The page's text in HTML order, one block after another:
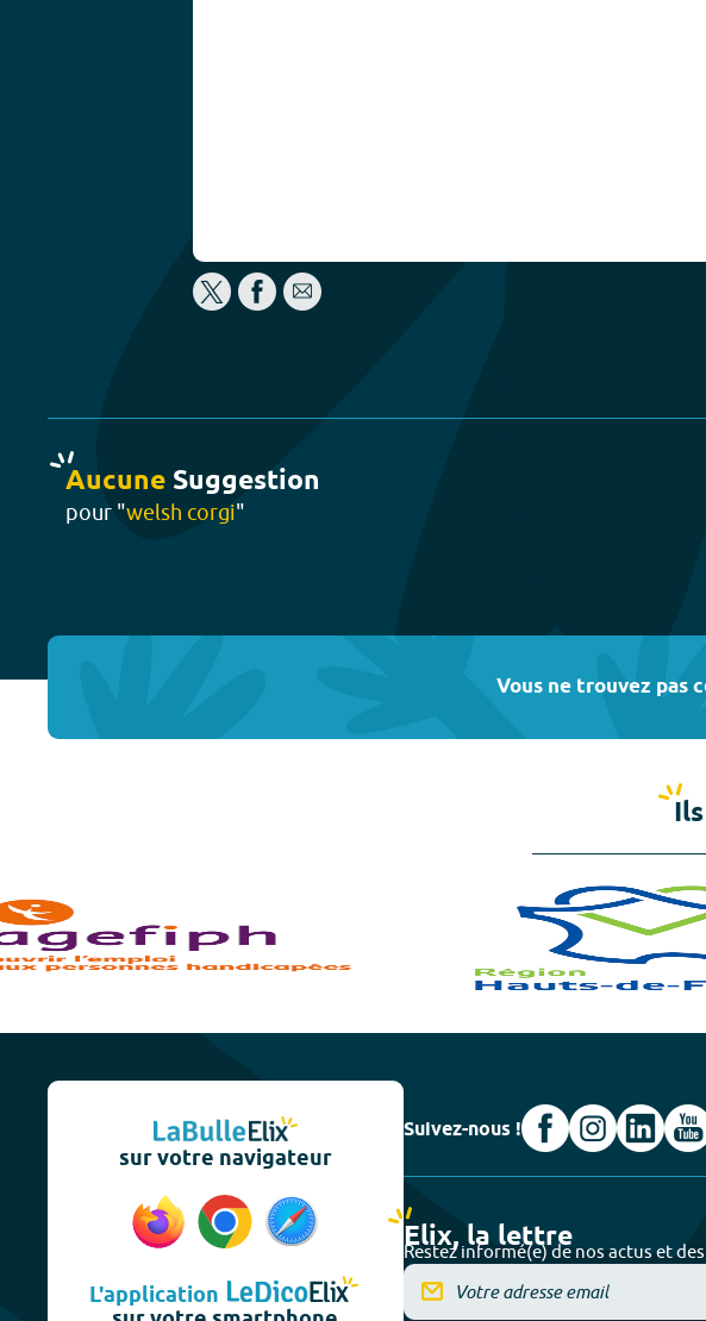
Aucune Suggestion
pour "welsh corgi"
Vous ne trouvez pas
sur votre navigateur
L'application
Suivez-nous !
Elix, la lettre
Restez informé(e) de nos actus et